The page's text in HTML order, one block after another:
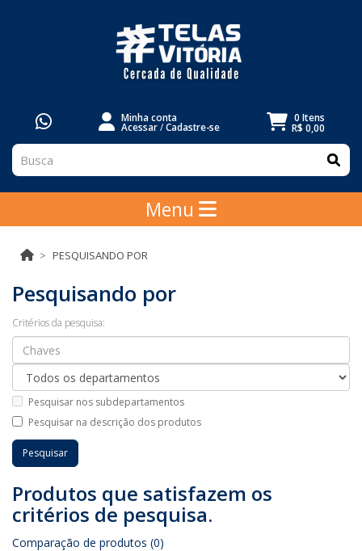
Minha conta
Acessar/Cadastre-se
0 Itens
R$ 0,00
Menu
PESQUISANDO POR
Pesquisando por
Critérios da pesquisa:
Pesquisar nos subdepartamentos
Pesquisar na descrição dos produtos
Produtos que satisfazem os
critérios de pesquisa.
Comparação de produtos (0)